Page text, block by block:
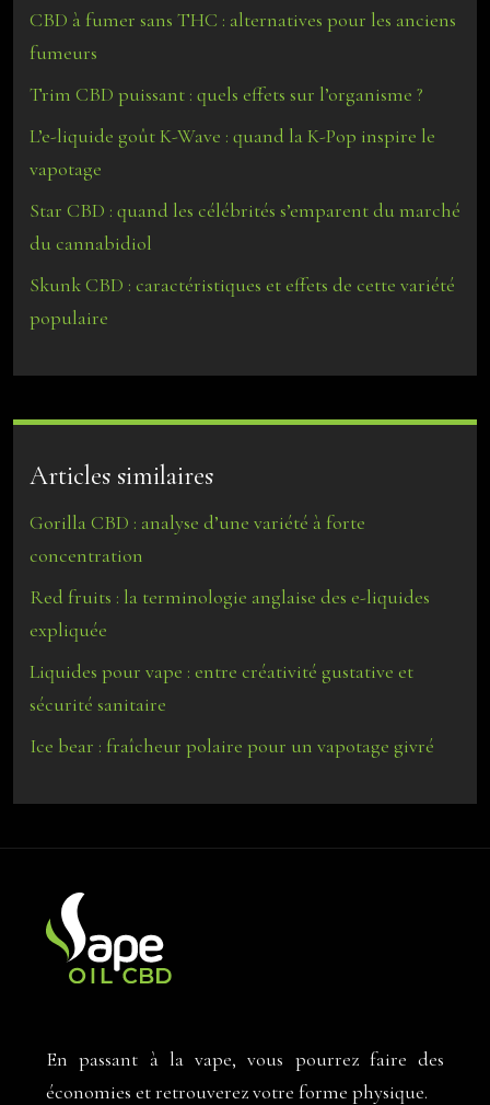
CBD à fumer sans THC : alternatives pour les anciens
fumeurs
Trim CBD puissant : quels effets sur l’organisme ?
L’e-liquide goût K-Wave : quand la K-Pop inspire le
vapotage
Star CBD : quand les célébrités s’emparent du marché
du cannabidiol
Skunk CBD : caractéristiques et effets de cette variété
populaire
Articles similaires
Gorilla CBD : analyse d’une variété à forte
concentration
Red fruits : la terminologie anglaise des e-liquides
expliquée
Liquides pour vape : entre créativité gustative et
sécurité sanitaire
Ice bear : fraîcheur polaire pour un vapotage givré
En passant à la vape, vous pourrez faire des
économies et retrouverez votre forme physique.